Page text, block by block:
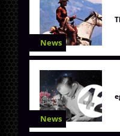
News
News